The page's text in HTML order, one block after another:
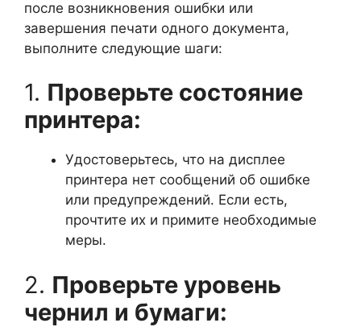
после возникновения ошибки или
завершения печати одного документа,
выполните следующие шаги:
1. Проверьте состояние
принтера:
Удостоверьтесь, что на дисплее
принтера нет сообщений об ошибке
или предупреждений. Если есть,
прочтите их и примите необходимые
меры.
2. Проверьте уровень
чернил и бумаги: